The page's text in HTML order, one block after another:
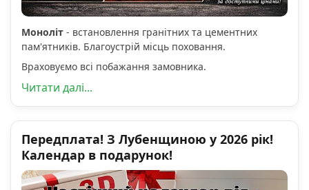
Моноліт - встановлення гранітних та цементних
пам'ятників. Благоустрій місць поховання.
Враховуємо всі побажання замовника.
Читати далі...
Передплата! З Лубенщиною у 2026 рік!
Календар в подарунок!